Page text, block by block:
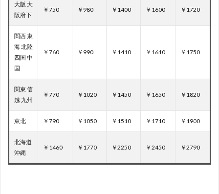
大阪 大
阪府下
￥750 ￥980 ￥1400 ￥1600 ￥1720
関西 東
海 北陸
四国 中
国
￥760 ￥990 ￥1410 ￥1610 ￥1750
関東 信
越 九州
￥770 ￥1020 ￥1450 ￥1650 ￥1820
東北 ￥790 ￥1050 ￥1510 ￥1710 ￥1900
北海道
沖縄
￥1460 ￥1770 ￥2250 ￥2450 ￥2790